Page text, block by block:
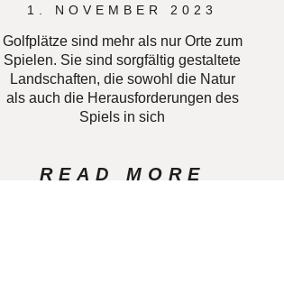
1. NOVEMBER 2023
Golfplätze sind mehr als nur Orte zum
Spielen. Sie sind sorgfältig gestaltete
Landschaften, die sowohl die Natur
als auch die Herausforderungen des
Spiels in sich
READ MORE